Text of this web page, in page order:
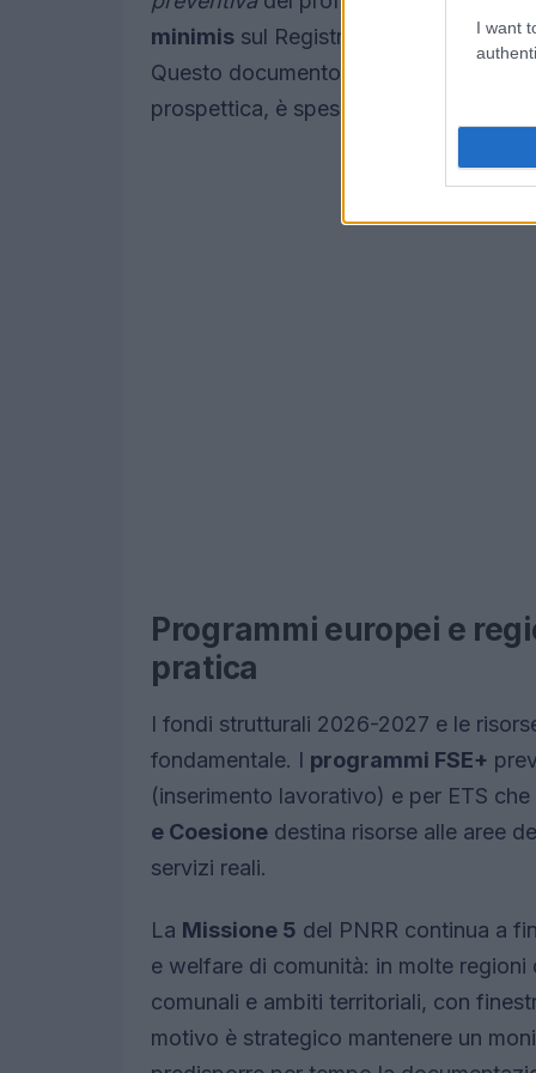
I want
minimis sul Registro Nazionale Aiuti
Questo documento, che include
prospettica, è spesso decisivo nelle
Programmi europei e
pratica
I fondi strutturali 2026-2027 e le
fondamentale. I programmi FSE+
(inserimento lavorativo) e per ETS
e Coesione destina risorse alle aree
servizi reali.
La Missione 5 del PNRR continua a
e welfare di comunità: in molte
comunali e ambiti territoriali, con
motivo è strategico mantenere un